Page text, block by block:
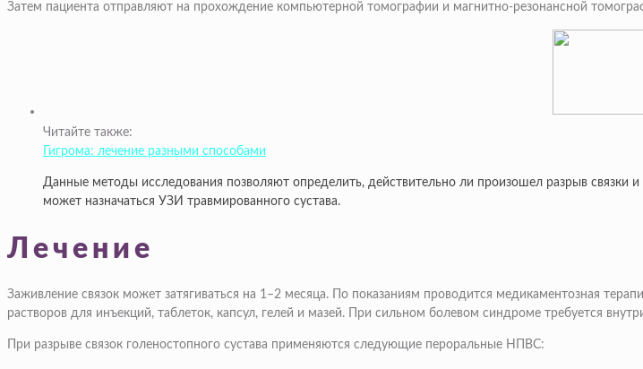
Затем пациента отправляют на прохождение компьютерной томографии и магнитно-резонансной
Читайте также:
Гигрома: лечение разными способами
Данные методы исследования позволяют определить, действительно ли произошел разрыв связки
может назначаться УЗИ травмированного сустава.
Лечение
Заживление связок может затягиваться на 1–2 месяца. По показаниям проводится медикаментозная
растворов для инъекций, таблеток, капсул, гелей и мазей. При сильном болевом синдроме требуется
При разрыве связок голеностопного сустава применяются следующие пероральные НПВС: